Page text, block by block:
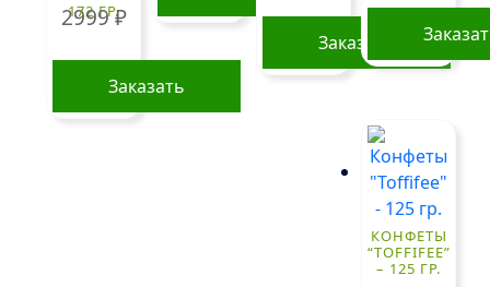
172 ГР.
2999₽
Заказать
Заказать
КОНФЕТЫ
“TOFFIFEE”
– 125 ГР.